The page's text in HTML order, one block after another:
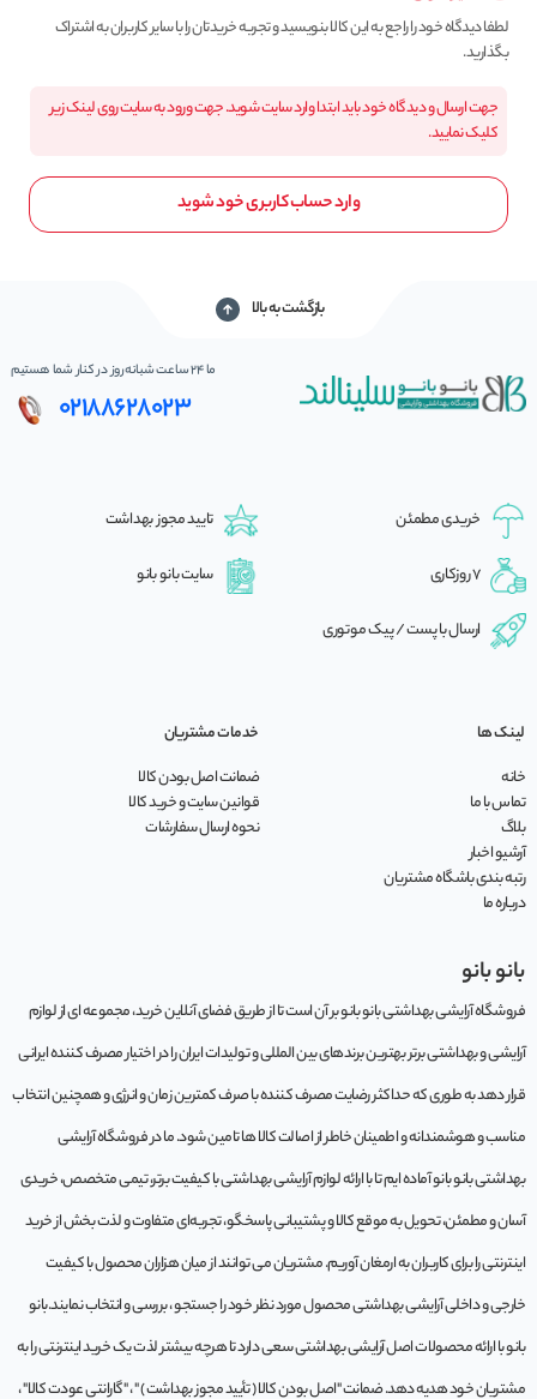
لطفا دیدگاه خود را راجع به این کالا بنویسید و تجربه خریدتان را با سایر کاربران به اشتراک
بگذارید.
جهت ارسال و دیدگاه خود باید ابتدا وارد سایت شوید. جهت ورود به سایت روی لینک زیر
کلیک نمایید.
وارد حساب کاربری خود شوید
بازگشت به بالا
ما 24 ساعت شبانه‌روز در کنار شما هستیم
02188628023
خریدی مطمئن تایید مجوز بهداشت
7 روزکاری سایت بانو بانو
ارسال با پست / پیک موتوری
لینک ها
خانه
تماس با ما
بلاگ
آرشیو اخبار
رتبه بندی باشگاه مشتریان
درباره ما
خدمات مشتریان
ضمانت اصل بودن کالا
قوانین سایت و خرید کالا
نحوه ارسال سفارشات
بانو بانو
فروشگاه آرایشی بهداشتی بانو بانو بر آن است تا از طریق فضای آنلاین خرید، مجموعه‌ ای از لوازم
آرایشی و بهداشتی برتر بهترین برندهای بین المللی و تولیدات ایران را در اختیار مصرف کننده ایرانی
قرار دهد به طوری که حداکثر رضایت مصرف کننده با صرف کمترین زمان و انرژی و همچنین انتخاب
مناسب و هوشمندانه و اطمینان خاطر از اصالت کالا ها تامین شود. ما در فروشگاه آرایشی
بهداشتی بانو بانو آماده ایم تا با ارائه لوازم آرایشی بهداشتی با کیفیت برتر، تیمی متخصص، خریدی
آسان و مطمئن، تحویل به موقع کالا و پشتیبانی پاسخگو، تجربه‌ای متفاوت و لذت بخش از خرید
اینترنتی را برای کاربران به ارمغان آوریم. مشتريان می توانند از ميان هزاران محصول با کيفيت
خارجی و داخلی آرایشی بهداشتی محصول مورد نظر خود را جستجو ، بررسی و انتخاب نمايند.بانو
بانو با ارائه محصولات اصل آرایشی بهداشتی سعی دارد تا هرچه بیشتر لذت یک خرید اینترنتی را به
مشتریان خود هدیه دهد. ضمانت "اصل بودن کالا ( تأیید مجوز بهداشت ) " ، "گارانتی عودت کالا" ،